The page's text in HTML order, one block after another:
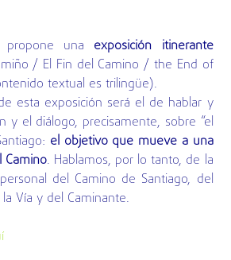
propone una exposición itinerante
/ El Fin del Camino / the End of
textual es trilingüe).
esta exposición será el de hablar y
y el diálogo, precisamente, sobre “el
el objetivo que mueve a una
Camino. Hablamos, por lo tanto, de la
del Camino de Santiago, del
Vía y del Caminante.